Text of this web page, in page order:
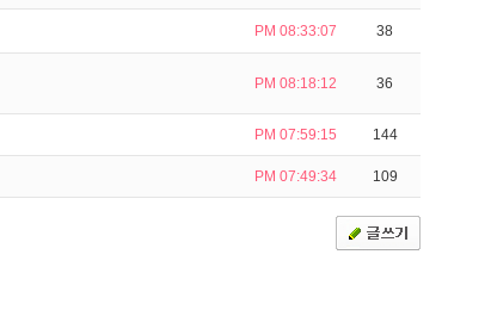
PM 08:33:07 38
PM 08:18:12 36
PM 07:59:15 144
PM 07:49:34 109